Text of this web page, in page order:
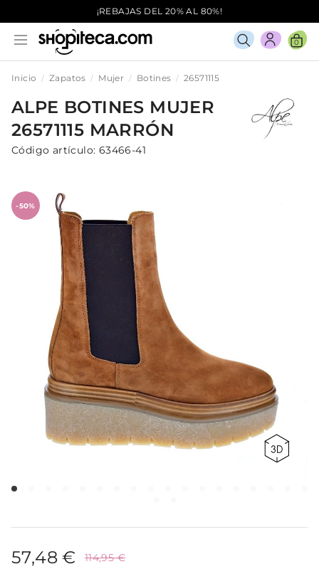
¡REBAJAS DEL 20% AL 80%!
0
Inicio Zapatos Mujer Botines 26571115
ALPE BOTINES MUJER
26571115 MARRÓN
Código artículo: 63466-41
-50%
57,48 € 114,95 €